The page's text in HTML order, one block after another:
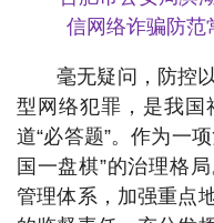
信网络诈骗防范
毫无疑问，防控
型网络犯罪，是我国
道“必答题”。作为一
国一盘棋”的治理格
管理体系，加强重点